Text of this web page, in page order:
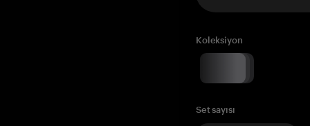
Koleksiyon
Set sayısı